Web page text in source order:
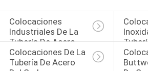
Colocaciones
Industriales De La
Tubería De Acero
Colocaciones De La
Tubería De Acero